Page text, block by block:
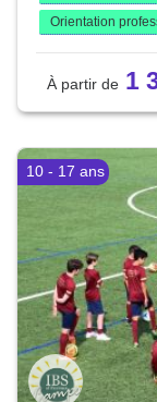
Orientation
1
10 - 17 ans